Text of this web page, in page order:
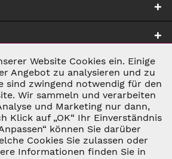
GESETZL. UMSATZSTEUER ZZGL.
Aktiv
Inaktiv
Inaktiv
Website Cookies ein. Einige
Angebot zu analysieren und zu
sind zwingend notwendig für den
Wir sammeln und verarbeiten
und Marketing nur dann,
Klick auf „OK“ Ihr Einverständnis
können Sie darüber
Cookies Sie zulassen oder
Informationen finden Sie in